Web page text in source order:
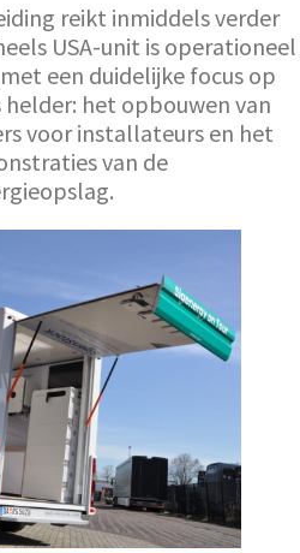
reikt inmiddels verder
USA-unit is operationeel
een duidelijke focus op
het opbouwen van
voor installateurs en het
van de